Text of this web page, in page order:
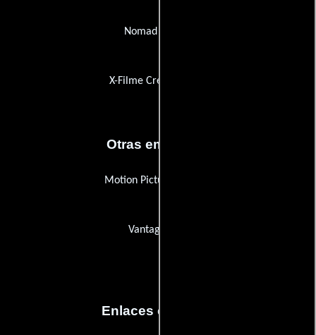
Nomad Editing
X-Filme Creative Pool
Otras empresas
Motion Picture Lighting
Vantage Film
Enlaces externos